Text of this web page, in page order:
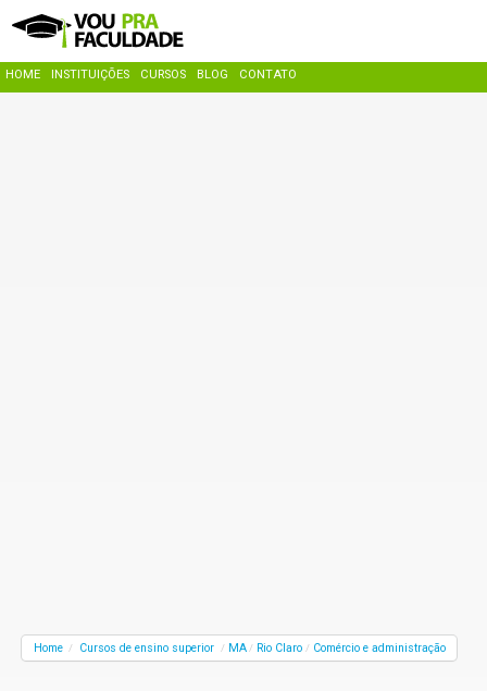
HOME INSTITUIÇÕES CURSOS BLOG CONTATO
Home / Cursos de ensino superior / MA / Rio Claro / Comércio e administração